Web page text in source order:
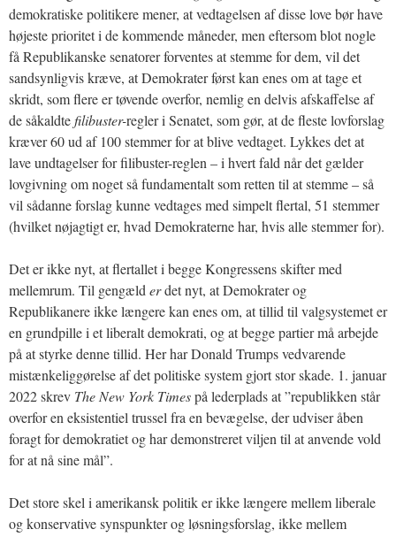
demokratiske politikere mener, at vedtagelsen af disse love bør have
højeste prioritet i de kommende måneder, men eftersom blot nogle
få Republikanske senatorer forventes at stemme for dem, vil det
sandsynligvis kræve, at Demokrater først kan enes om at tage et
skridt, som flere er tøvende overfor, nemlig en delvis afskaffelse af
de såkaldtefilibuster-regler i Senatet, som gør, at de fleste lovforslag
kræver 60 ud af 100 stemmer for at blive vedtaget. Lykkes det at
lave undtagelser for filibuster-reglen – i hvert fald når det gælder
lovgivning om noget så fundamentalt som retten til at stemme – så
vil sådanne forslag kunne vedtages med simpelt flertal, 51 stemmer
(hvilket nøjagtigt er, hvad Demokraterne har, hvis alle stemmer for).
Det er ikke nyt, at flertallet i begge Kongressens skifter med
mellemrum. Til gengæld erdet nyt, at Demokrater og
Republikanere ikke længere kan enes om, at tillid til valgsystemet er
en grundpille i et liberalt demokrati, og at begge partier må arbejde
på at styrke denne tillid. Her har Donald Trumps vedvarende
mistænkeliggørelse af det politiske system gjort stor skade. 1. januar
2022 skrev The New York Timespå lederplads at ”republikken står
overfor en eksistentiel trussel fra en bevægelse, der udviser åben
foragt for demokratiet og har demonstreret viljen til at anvende vold
for at nå sine mål”.
Det store skel i amerikansk politik er ikke længere mellem liberale
og konservative synspunkter og løsningsforslag, ikke mellem